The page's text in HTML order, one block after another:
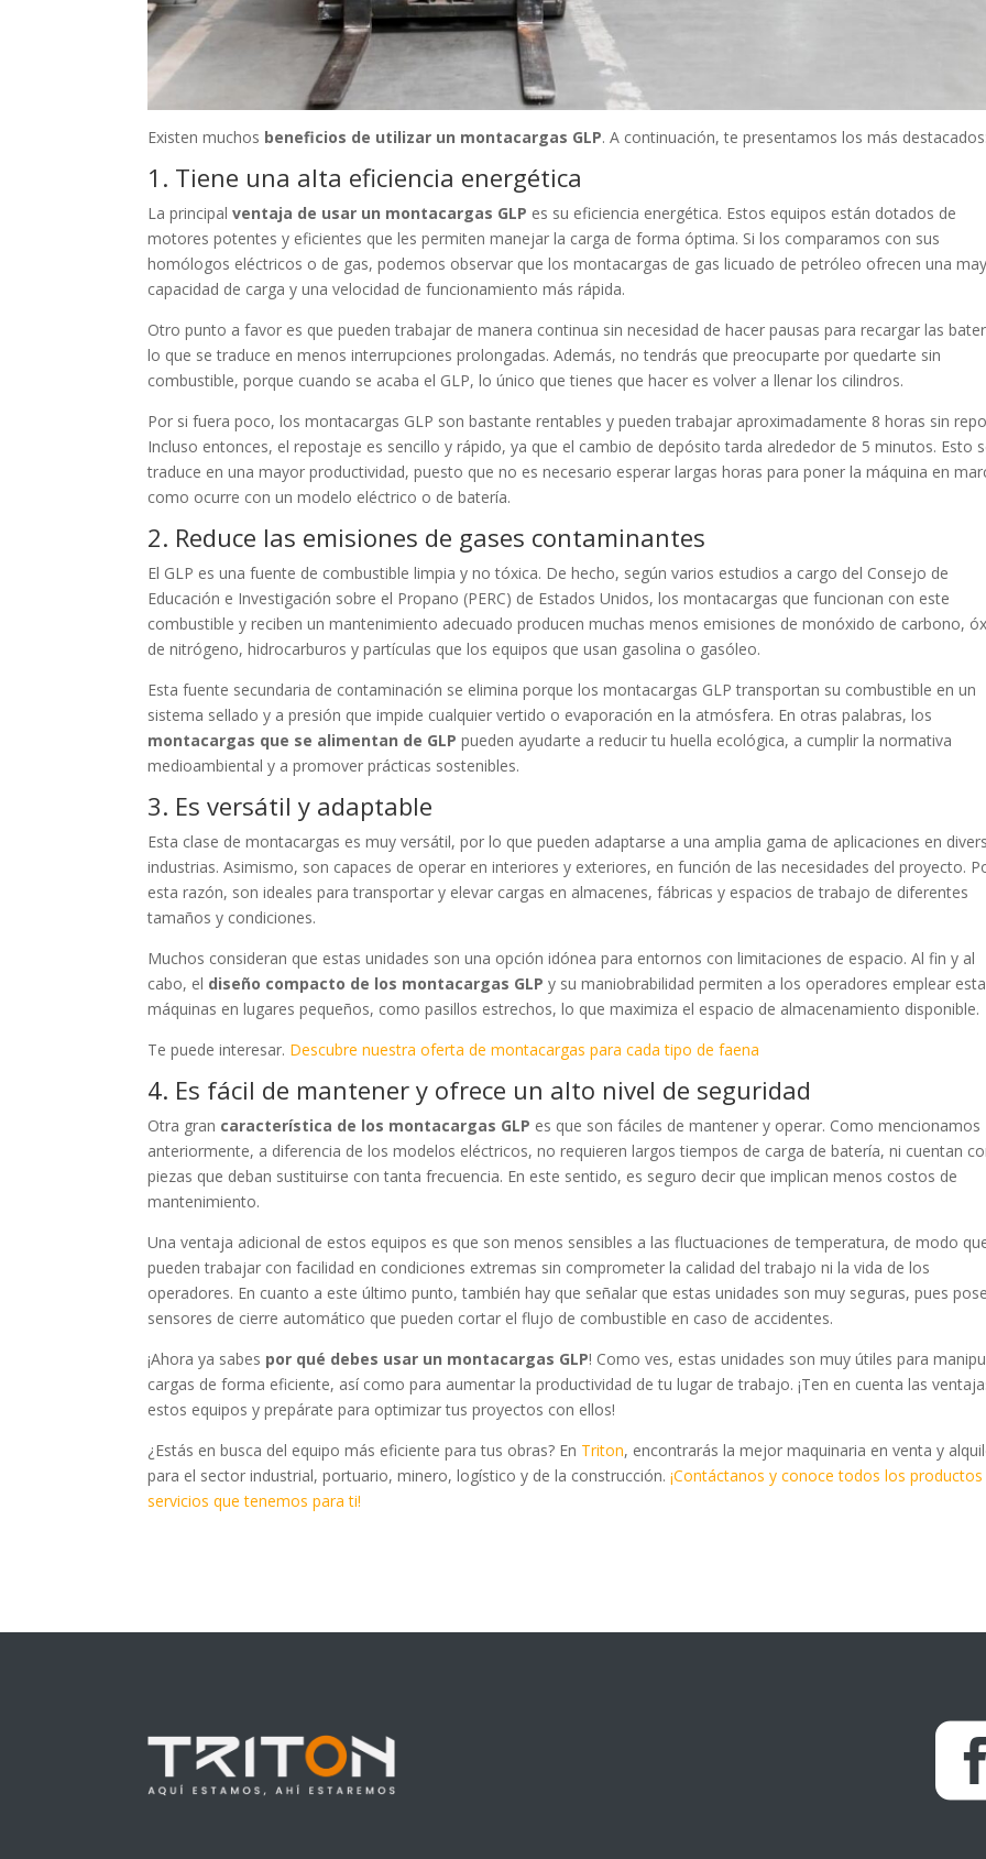
Existen muchos beneficios de utilizar un montacargas GLP. A continuación, te presentamos los más
1. Tiene una alta eficiencia energética
La principalventaja de usar un montacargas GLP es su eficiencia energética. Estos equipos están dotados de
motores potentes y eficientes que les permiten manejar la carga de forma óptima. Si los comparamos con sus
homólogos eléctricos o de gas, podemos observar que los montacargas de gas licuado de petróleo ofrecen una
capacidad de carga y una velocidad de funcionamiento más rápida.
Otro punto a favor es que pueden trabajar de manera continua sin necesidad de hacer pausas para recargar las
lo que se traduce en menos interrupciones prolongadas. Además, no tendrás que preocuparte por quedarte sin
combustible, porque cuando se acaba el GLP, lo único que tienes que hacer es volver a llenar los cilindros.
Por si fuera poco, los montacargas GLP son bastante rentables y pueden trabajar aproximadamente 8 horas sin
Incluso entonces, el repostaje es sencillo y rápido, ya que el cambio de depósito tarda alrededor de 5 minutos. Esto
traduce en una mayor productividad, puesto que no es necesario esperar largas horas para poner la máquina en
como ocurre con un modelo eléctrico o de batería.
2. Reduce las emisiones de gases contaminantes
El GLP es una fuente de combustible limpia y no tóxica. De hecho, según varios estudios a cargo del Consejo de
Educación e Investigación sobre el Propano (PERC) de Estados Unidos, los montacargas que funcionan con este
combustible y reciben un mantenimiento adecuado producen muchas menos emisiones de monóxido de carbono,
de nitrógeno, hidrocarburos y partículas que los equipos que usan gasolina o gasóleo.
Esta fuente secundaria de contaminación se elimina porque los montacargas GLP transportan su combustible en un
sistema sellado y a presión que impide cualquier vertido o evaporación en la atmósfera. En otras palabras, los
montacargas que se alimentan de GLP pueden ayudarte a reducir tu huella ecológica, a cumplir la normativa
medioambiental y a promover prácticas sostenibles.
3. Es versátil y adaptable
Esta clase de montacargas es muy versátil, por lo que pueden adaptarse a una amplia gama de aplicaciones en
industrias. Asimismo, son capaces de operar en interiores y exteriores, en función de las necesidades del proyecto.
esta razón, son ideales para transportar y elevar cargas en almacenes, fábricas y espacios de trabajo de diferentes
tamaños y condiciones.
Muchos consideran que estas unidades son una opción idónea para entornos con limitaciones de espacio. Al fin y al
cabo, el diseño compacto de los montacargas GLP y su maniobrabilidad permiten a los operadores emplear
máquinas en lugares pequeños, como pasillos estrechos, lo que maximiza el espacio de almacenamiento disponible.
Te puede interesar. Descubre nuestra oferta de montacargas para cada tipo de faena
4. Es fácil de mantener y ofrece un alto nivel de seguridad
Otra gran característica de los montacargas GLP es que son fáciles de mantener y operar. Como mencionamos
anteriormente, a diferencia de los modelos eléctricos, no requieren largos tiempos de carga de batería, ni cuentan
piezas que deban sustituirse con tanta frecuencia. En este sentido, es seguro decir que implican menos costos de
mantenimiento.
Una ventaja adicional de estos equipos es que son menos sensibles a las fluctuaciones de temperatura, de modo
pueden trabajar con facilidad en condiciones extremas sin comprometer la calidad del trabajo ni la vida de los
operadores. En cuanto a este último punto, también hay que señalar que estas unidades son muy seguras, pues
sensores de cierre automático que pueden cortar el flujo de combustible en caso de accidentes.
¡Ahora ya sabes por qué debes usar un montacargas GLP! Como ves, estas unidades son muy útiles para
cargas de forma eficiente, así como para aumentar la productividad de tu lugar de trabajo. ¡Ten en cuenta las
estos equipos y prepárate para optimizar tus proyectos con ellos!
¿Estás en busca del equipo más eficiente para tus obras? En Triton, encontrarás la mejor maquinaria en venta y
para el sector industrial, portuario, minero, logístico y de la construcción.¡Contáctanos y conoce todos los
servicios que tenemos para ti!